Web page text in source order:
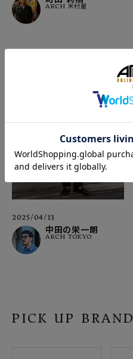
ARCH 米村屋
2025/04/13
中田の栄一朗
ARCH TOKYO
PICK UP BRAND